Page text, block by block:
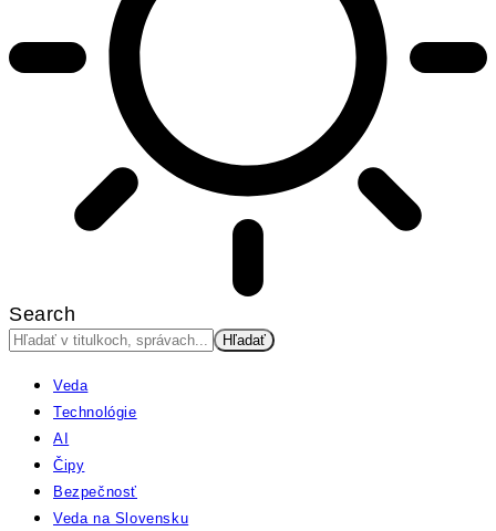
Search
Veda
Technológie
AI
Čipy
Bezpečnosť
Veda na Slovensku